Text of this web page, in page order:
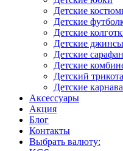
Детские
Детские
Детские
Детские джинсы
Детские
Детские
Детский
Детские
Аксессуары
Акция
Блог
Контакты
Выбрать валюту: